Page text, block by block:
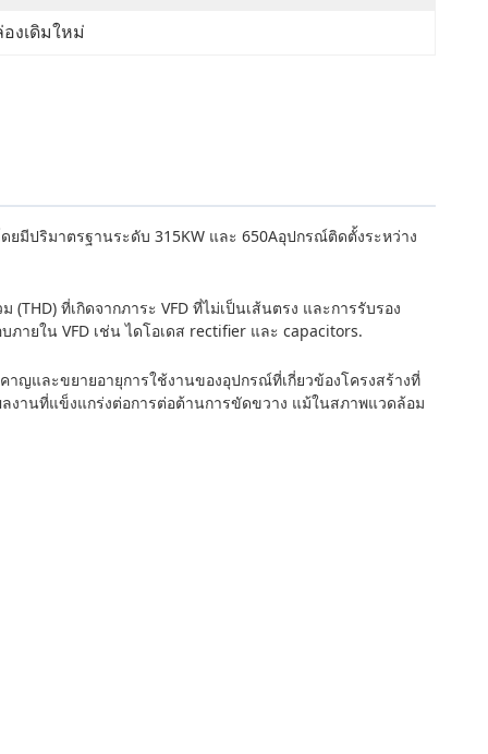
องเดิมใหม่
ยมีปริมาตรฐานระดับ 315KW และ 650Aอุปกรณ์ติดตั้งระหว่าง
ที่เกิดจากภาระ VFD ที่ไม่เป็นเส้นตรง และการรับรอง
ายใน VFD เช่น ไดโอเดส rectifier และ capacitors.
าญและขยายอายุการใช้งานของอุปกรณ์ที่เกี่ยวข้องโครงสร้างที่
านที่แข็งแกร่งต่อการต่อต้านการขัดขวาง แม้ในสภาพแวดล้อม